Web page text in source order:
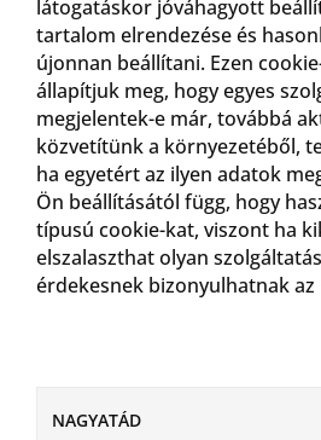
NAGYATÁD
látogatáskor jóváhagyott
tartalom elrendezése és
újonnan beállítani. Ezen
állapítjuk meg, hogy egyes
megjelentek-e már, továbbá
közvetítünk a környezetéből,
ha egyetért az ilyen adatok
Ön beállításától függ, hogy
típusú cookie-kat, viszont ha
elszalaszthat olyan
érdekesnek bizonyulhatnak az